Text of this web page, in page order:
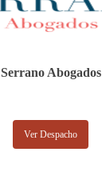
Serrano Abogados
Ver Despacho